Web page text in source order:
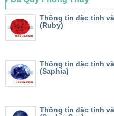
Thông tin đặc tính
(Ruby)
Thông tin đặc tính
(Saphia)
Thông tin đặc tính